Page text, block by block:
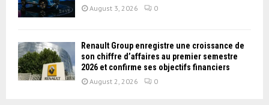
August 3, 2026 0
Renault Group enregistre une croissance de
son chiffre d’affaires au premier semestre
2026 et confirme ses objectifs financiers
August 2, 2026 0